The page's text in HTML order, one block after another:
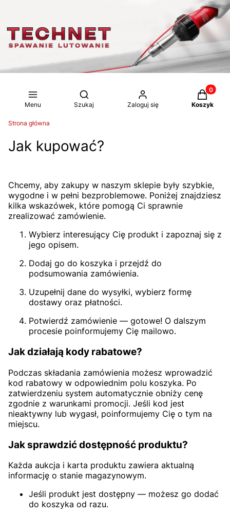
Menu
Otwórz wyszukiwarkę
Szukaj Zaloguj się Koszyk
Strona główna
Jak kupować?
Chcemy, aby zakupy w naszym sklepie były szybkie,
wygodne i w pełni bezproblemowe. Poniżej znajdziesz
kilka wskazówek, które pomogą Ci sprawnie
zrealizować zamówienie.
Wybierz interesujący Cię produkt i zapoznaj się z
jego opisem.
Dodaj go do koszyka i przejdź do
podsumowania zamówienia.
Uzupełnij dane do wysyłki, wybierz formę
dostawy oraz płatności.
Potwierdź zamówienie — gotowe! O dalszym
procesie poinformujemy Cię mailowo.
Jak działają kody rabatowe?
Podczas składania zamówienia możesz wprowadzić
kod rabatowy w odpowiednim polu koszyka. Po
zatwierdzeniu system automatycznie obniży cenę
zgodnie z warunkami promocji. Jeśli kod jest
nieaktywny lub wygasł, poinformujemy Cię o tym na
miejscu.
Jak sprawdzić dostępność produktu?
Każda aukcja i karta produktu zawiera aktualną
informację o stanie magazynowym.
Jeśli produkt jest dostępny — możesz go dodać
do koszyka od razu.